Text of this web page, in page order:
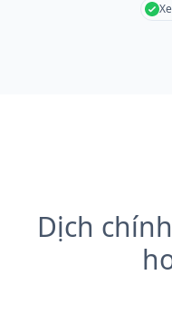
Dịch